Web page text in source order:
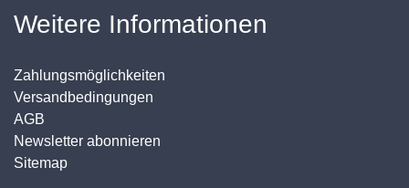
Weitere Informationen
Zahlungsmöglichkeiten
Versandbedingungen
AGB
Newsletter abonnieren
Sitemap